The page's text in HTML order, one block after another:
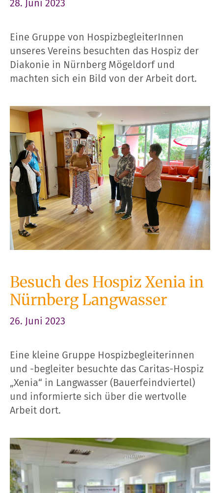
28. Juni 2023
Eine Gruppe von HospizbegleiterInnen
unseres Vereins besuchten das Hospiz der
Diakonie in Nürnberg Mögeldorf und
machten sich ein Bild von der Arbeit dort.
Besuch des Hospiz Xenia in
Nürnberg Langwasser
26. Juni 2023
Eine kleine Gruppe Hospizbegleiterinnen
und -begleiter besuchte das Caritas-Hospiz
„Xenia“ in Langwasser (Bauerfeindviertel)
und informierte sich über die wertvolle
Arbeit dort.